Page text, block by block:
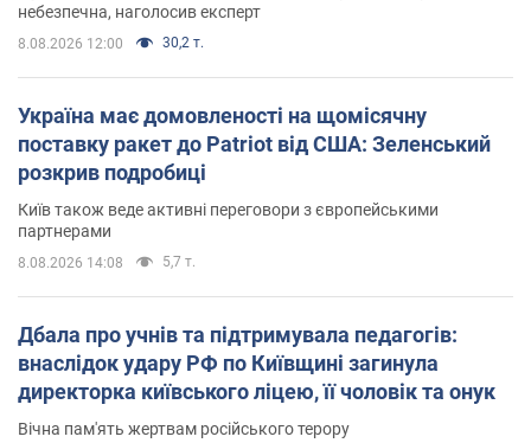
небезпечна, наголосив експерт
8.08.2026 12:00 30,2 т.
Україна має домовленості на щомісячну
поставку ракет до Patriot від США: Зеленський
розкрив подробиці
Київ також веде активні переговори з європейськими
партнерами
8.08.2026 14:08 5,7 т.
Дбала про учнів та підтримувала педагогів:
внаслідок удару РФ по Київщині загинула
директорка київського ліцею, її чоловік та онук
Вічна пам'ять жертвам російського терору